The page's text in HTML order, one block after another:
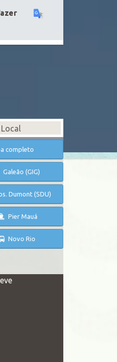
completo
Galeão (GIG)
Dumont (SDU)
Pier Mauá
Novo Rio